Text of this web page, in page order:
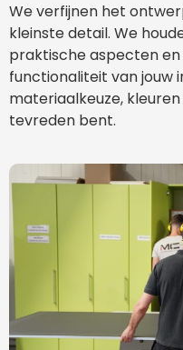
We verfijnen het
kleinste detail. We
praktische aspecten
functionaliteit van jouw
materiaalkeuze,
tevreden bent.